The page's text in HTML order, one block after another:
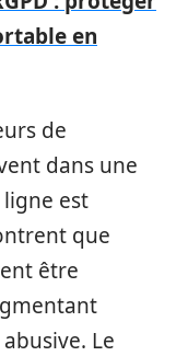
en
de
dans une
est
que
être
Le